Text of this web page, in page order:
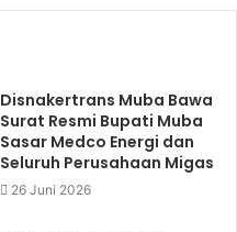
Disnakertrans Muba Bawa
Surat Resmi Bupati Muba
Sasar Medco Energi dan
Seluruh Perusahaan Migas
26 Juni 2026